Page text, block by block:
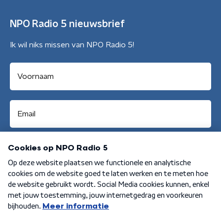
NPO Radio 5 nieuwsbrief
Ik wil niks missen van NPO Radio 5!
Aanmelden
Algemene voorwaarden